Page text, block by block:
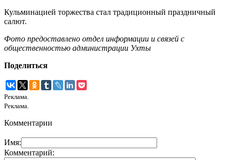
Кульминацией торжества стал традиционный праздничный
салют.
Фото предоставлено отдел информации и связей с
общественностью администрации Ухты
Поделиться
Реклама.
Реклама.
Комментарии
Имя:
Комментарий: